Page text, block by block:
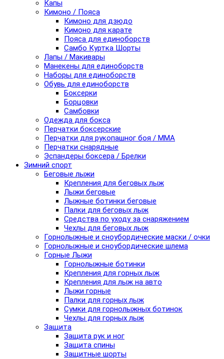
Капы
Кимоно / Пояса
Кимоно для дзюдо
Кимоно для карате
Пояса для единоборств
Самбо Куртка Шорты
Лапы / Макивары
Манекены для единоборств
Наборы для единоборств
Обувь для единоборств
Боксерки
Борцовки
Самбовки
Одежда для бокса
Перчатки боксерские
Перчатки для рукопашног боя / ММА
Перчатки снарядные
Эспандеры боксера / Брелки
Зимний спорт
Беговые лыжи
Крепления для беговых лыж
Лыжи беговые
Лыжные ботинки беговые
Палки для беговых лыж
Средства по уходу за снаряжением
Чехлы для беговых лыж
Горнолыжные и сноубордические маски / очки
Горнолыжные и сноубордические шлема
Горные Лыжи
Горнолыжные ботинки
Крепления для горных лыж
Крепления для лыж на авто
Лыжи горные
Палки для горных лыж
Сумки для горнолыжных ботинок
Чехлы для горных лыж
Защита
Защита рук и ног
Защита спины
Защитные шорты